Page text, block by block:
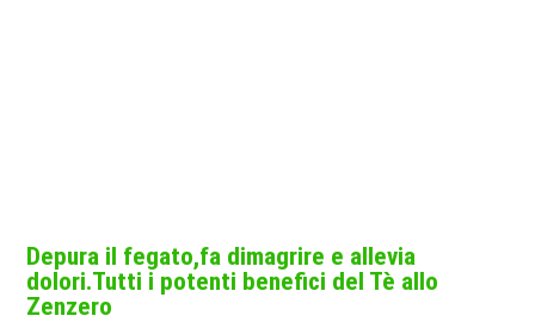
Depura il fegato,fa dimagrire e allevia
dolori.Tutti i potenti benefici del Tè allo
Zenzero